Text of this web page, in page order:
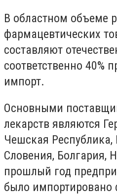
В областном объеме
фармацевтических
составляют
соответственно 40%
импорт.
Основными
лекарств являются
Чешская Республика,
Словения, Болгария,
прошлый год
было импортировано